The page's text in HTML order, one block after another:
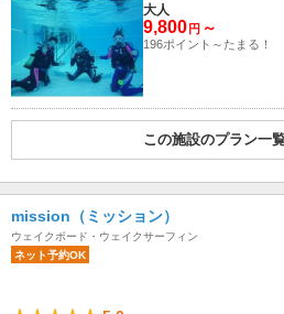
大人
9,800 円 ～
196ポイント～たまる！
この施設のプラン一
mission（ミッション）
ウェイクボード・ウェイクサーフィン
ネット予約OK